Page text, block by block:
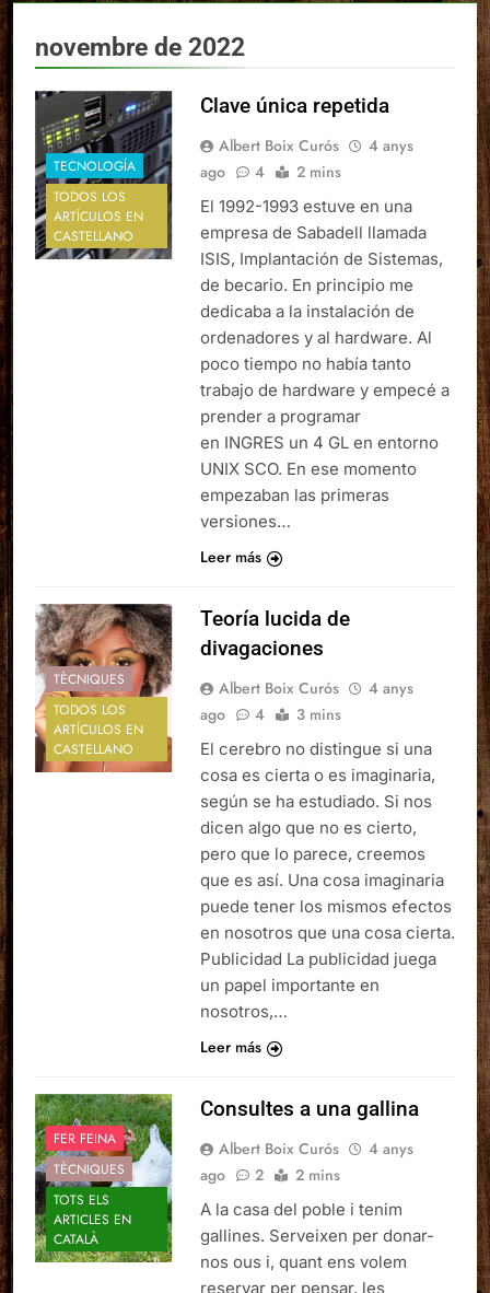
novembre de 2022
TECNOLOGÍA
TODOS LOS
ARTÍCULOS EN
CASTELLANO
Clave única repetida
Albert Boix Curós
4 anys
ago
4 2 mins
El 1992-1993 estuve en una
empresa de Sabadell llamada
ISIS, Implantación de Sistemas,
de becario. En principio me
dedicaba a la instalación de
ordenadores y al hardware. Al
poco tiempo no había tanto
trabajo de hardware y empecé a
prender a programar
en INGRES un 4 GL en entorno
UNIX SCO. En ese momento
empezaban las primeras
versiones…
Leer más
TÈCNIQUES
TODOS LOS
ARTÍCULOS EN
CASTELLANO
Teoría lucida de
divagaciones
Albert Boix Curós
4 anys
ago
4 3 mins
El cerebro no distingue si una
cosa es cierta o es imaginaria,
según se ha estudiado. Si nos
dicen algo que no es cierto,
pero que lo parece, creemos
que es así. Una cosa imaginaria
puede tener los mismos efectos
en nosotros que una cosa cierta.
Publicidad La publicidad juega
un papel importante en
nosotros,…
Leer más
FER FEINA
TÈCNIQUES
TOTS ELS
ARTICLES EN
CATALÀ
Consultes a una gallina
Albert Boix Curós
4 anys
ago
2 2 mins
A la casa del poble i tenim
gallines. Serveixen per donar-
nos ous i, quant ens volem
reservar per pensar, les